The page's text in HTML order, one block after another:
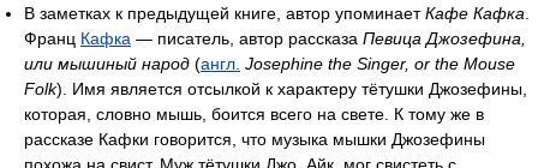
В заметках к предыдущей книге, автор упоминаетКафе Кафка
Франц Кафка — писатель, автор рассказа Певица Джозефина,
или мышиный народ (англ. Josephine the Singer, or the Mouse
Folk). Имя является отсылкой к характеру тётушки Джозефины,
которая, словно мышь, боится всего на свете. К тому же в
рассказе Кафки говорится, что музыка мышки Джозефины